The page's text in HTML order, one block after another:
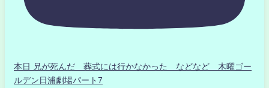
本日 兄が死んだ 葬式には行かなかった などなど 木曜ゴー
ルデン日浦劇場パート7